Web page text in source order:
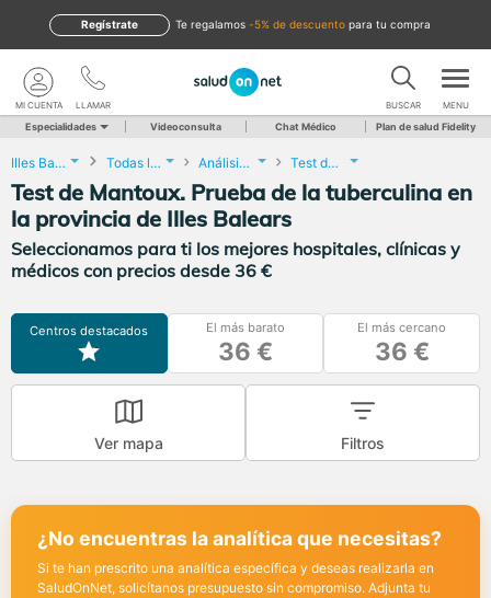
te regalamos -5% de descuento para tu compra
Regístrate
LLAMAR
MI CUENTA BUSCAR MENU
Especialidades Videoconsulta Chat Médico Plan de salud Fidelity
Illes Balears Todas las localidades Análisis Clínicos Test de Mantoux. Prueba de la tuberculina
Test de Mantoux. Prueba de la tuberculina en
la provincia de Illes Balears
Seleccionamos para ti los mejores hospitales, clínicas y
médicos con precios desde 36 €
Centros destacados El más barato
36 €
El más cercano
36 €
Ver mapa Filtros
¿No encuentras la analítica que necesitas?
Si te han prescrito una analítica específica y deseas realizarla en
SaludOnNet, solicítanos presupuesto sin compromiso. Adjunta tu